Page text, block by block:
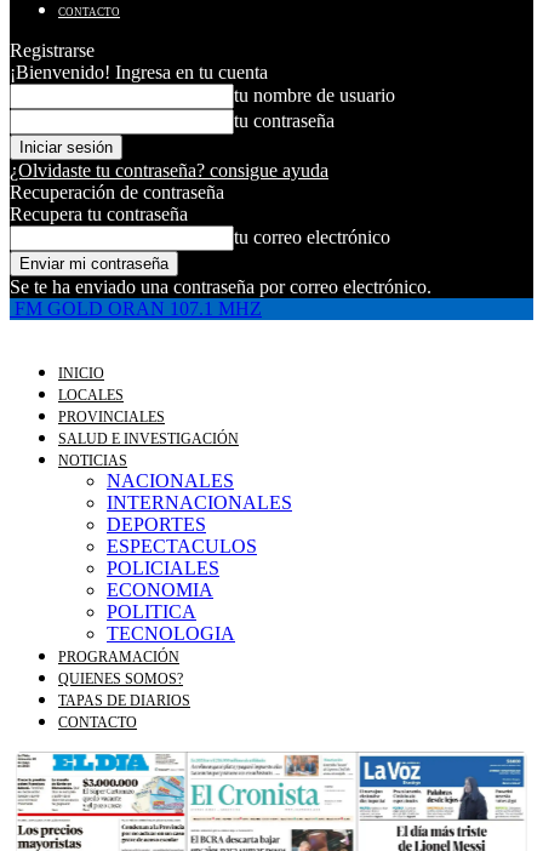
CONTACTO
Registrarse
¡Bienvenido! Ingresa en tu cuenta
tu nombre de usuario
tu contraseña
¿Olvidaste tu contraseña? consigue ayuda
Recuperación de contraseña
Recupera tu contraseña
tu correo electrónico
Se te ha enviado una contraseña por correo electrónico.
FM GOLD ORAN 107.1 MHZ
INICIO
LOCALES
PROVINCIALES
SALUD E INVESTIGACIÓN
NOTICIAS
NACIONALES
INTERNACIONALES
DEPORTES
ESPECTACULOS
POLICIALES
ECONOMIA
POLITICA
TECNOLOGIA
PROGRAMACIÓN
QUIENES SOMOS?
TAPAS DE DIARIOS
CONTACTO